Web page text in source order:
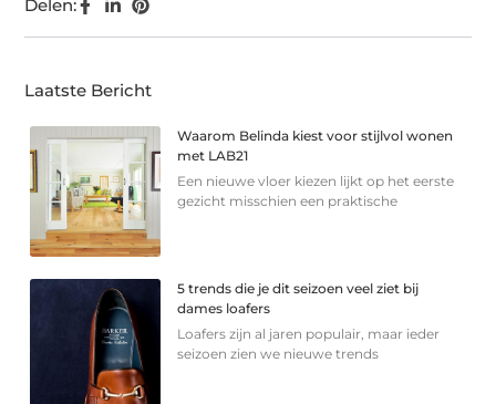
Delen:
Laatste Bericht
Waarom Belinda kiest voor stijlvol wonen
met LAB21
Een nieuwe vloer kiezen lijkt op het eerste
gezicht misschien een praktische
5 trends die je dit seizoen veel ziet bij
dames loafers
Loafers zijn al jaren populair, maar ieder
seizoen zien we nieuwe trends